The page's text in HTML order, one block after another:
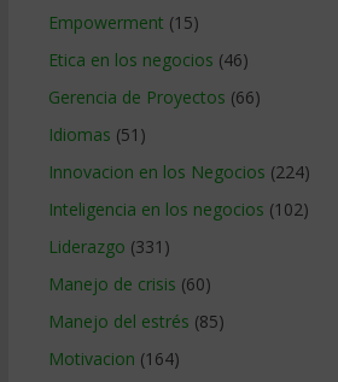
Empowerment (15)
Etica en los negocios (46)
Gerencia de Proyectos (66)
Idiomas (51)
Innovacion en los Negocios (224)
Inteligencia en los negocios (102)
Liderazgo (331)
Manejo de crisis (60)
Manejo del estrés (85)
Motivacion (164)